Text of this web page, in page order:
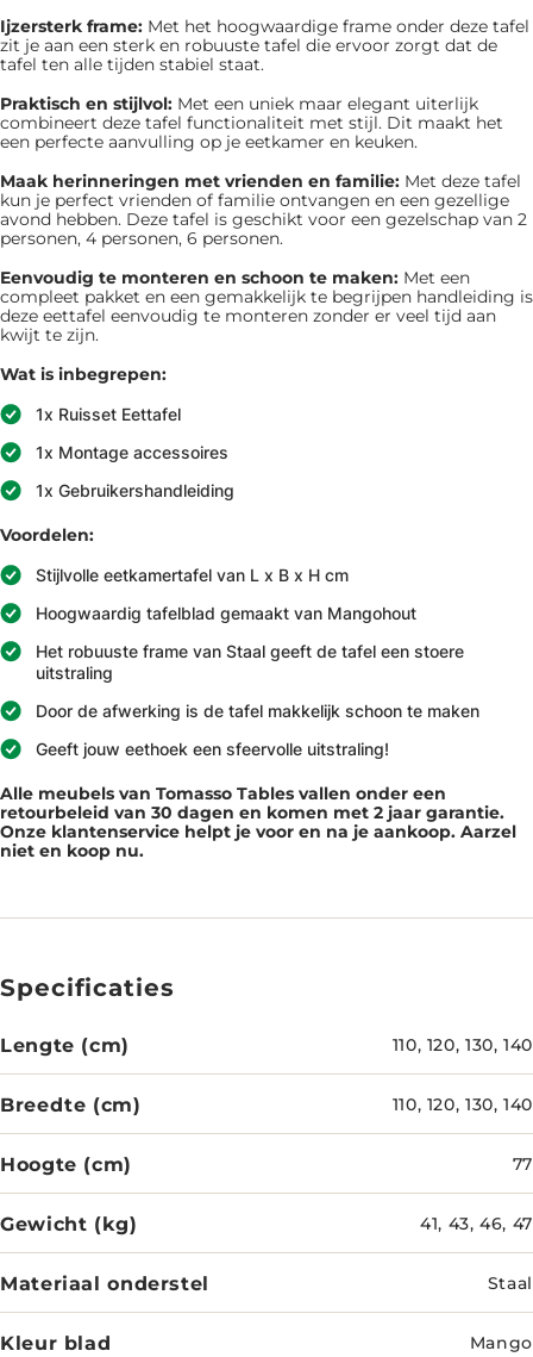
Ijzersterk frame: Met het hoogwaardige frame onder deze tafel
zit je aan een sterk en robuuste tafel die ervoor zorgt dat de
tafel ten alle tijden stabiel staat.
Praktisch en stijlvol: Met een uniek maar elegant uiterlijk
combineert deze tafel functionaliteit met stijl. Dit maakt het
een perfecte aanvulling op je eetkamer en keuken.
Maak herinneringen met vrienden en familie: Met deze tafel
kun je perfect vrienden of familie ontvangen en een gezellige
avond hebben. Deze tafel is geschikt voor een gezelschap van 2
personen, 4 personen, 6 personen.
Eenvoudig te monteren en schoon te maken: Met een
compleet pakket en een gemakkelijk te begrijpen handleiding is
deze eettafel eenvoudig te monteren zonder er veel tijd aan
kwijt te zijn.
Wat is inbegrepen:
1x Ruisset Eettafel
1x Montage accessoires
1x Gebruikershandleiding
Voordelen:
Stijlvolle eetkamertafel van L x B x H cm
Hoogwaardig tafelblad gemaakt van Mangohout
Het robuuste frame van Staal geeft de tafel een stoere
uitstraling
Door de afwerking is de tafel makkelijk schoon te maken
Geeft jouw eethoek een sfeervolle uitstraling!
Alle meubels van Tomasso Tables vallen onder een
retourbeleid van 30 dagen en komen met 2 jaar garantie.
Onze klantenservice helpt je voor en na je aankoop. Aarzel
niet en koop nu.
Specificaties
Lengte (cm) 110, 120, 130, 140
Breedte (cm) 110, 120, 130, 140
Hoogte (cm) 77
Gewicht (kg) 41, 43, 46, 47
Materiaal onderstel Staal
Kleur blad Mango